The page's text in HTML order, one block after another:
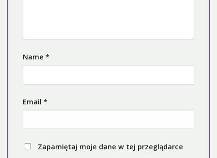
Name *
Email *
Zapamiętaj moje dane w tej przeglądarce